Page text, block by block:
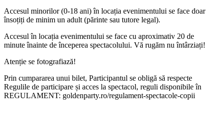
Accesul minorilor (0-18 ani) în locația evenimentului se face doar
însoțiți de minim un adult (părinte sau tutore legal).
Accesul în locația evenimentului se face cu aproximativ 20 de
minute înainte de începerea spectacolului. Vă rugăm nu întârziați!
Atenție se fotografiază!
Prin cumpararea unui bilet, Participantul se obligă să respecte
Regulile de participare și acces la spectacol, reguli disponibile în
REGULAMENT: goldenparty.ro/regulament-spectacole-copii